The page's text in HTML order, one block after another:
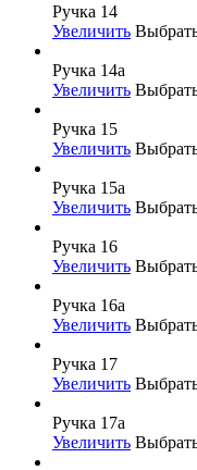
Ручка 14
Увеличить
Ручка 14а
Увеличить
Ручка 15
Увеличить
Ручка 15а
Увеличить
Ручка 16
Увеличить
Ручка 16а
Увеличить
Ручка 17
Увеличить
Ручка 17а
Увеличить